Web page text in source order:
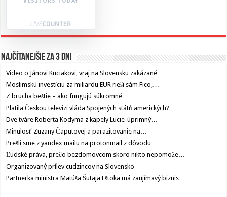
Najčítanejšie za 3 dni
Video o Jánovi Kuciakovi, vraj na Slovensku zakázané
Moslimskú investíciu za miliardu EUR rieši sám Fico,…
Z brucha beštie – ako fungujú súkromné…
Platila Českou televizi vláda Spojených států amerických?
Dve tváre Roberta Kodyma z kapely Lucie-úprimný…
Minulosť Zuzany Čaputovej a parazitovanie na…
Prešli sme z yandex mailu na protonmail z dôvodu…
Ľudské práva, prečo bezdomovcom skoro nikto nepomože…
Organizovaný prílev cudzincov na Slovensko
Partnerka ministra Matúša Šutaja Eštoka má zaujímavý biznis